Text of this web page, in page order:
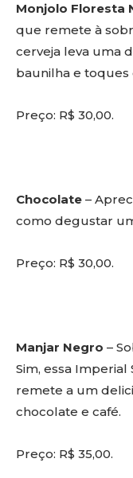
Monjolo Floresta
que remete à
cerveja leva uma
baunilha e toques
Preço: R$ 30,00.
Chocolate –
como degustar
Preço: R$ 30,00.
Manjar Negro –
Sim, essa
remete a um
chocolate e café.
Preço: R$ 35,00.